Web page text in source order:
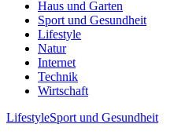
Haus und Garten
Sport und Gesundheit
Lifestyle
Natur
Internet
Technik
Wirtschaft
LifestyleSport und Gesundheit